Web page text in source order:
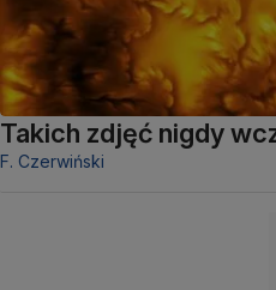
Takich zdjęć nigdy
F. Czerwiński